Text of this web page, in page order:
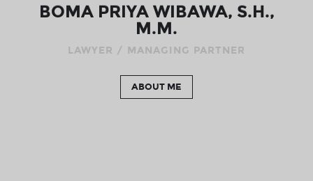
BOMA PRIYA WIBAWA, S.H.,
M.M.
LAWYER / MANAGING PARTNER
ABOUT ME